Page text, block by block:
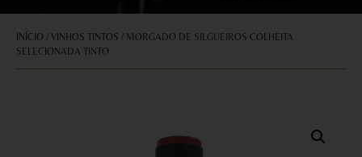
INÍCIO / VINHOS TINTOS / MORGADO DE SILGUEIROS COLHEITA
SELECIONADA TINTO